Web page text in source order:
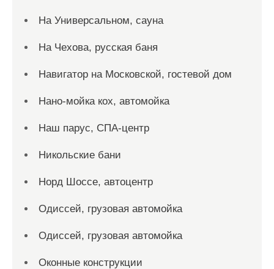
На Универсальном, сауна
На Чехова, русская баня
Навигатор на Московской, гостевой дом
Нано-мойка кох, автомойка
Наш парус, СПА-центр
Никольские бани
Норд Шоссе, автоцентр
Одиссей, грузовая автомойка
Одиссей, грузовая автомойка
Оконные конструкции